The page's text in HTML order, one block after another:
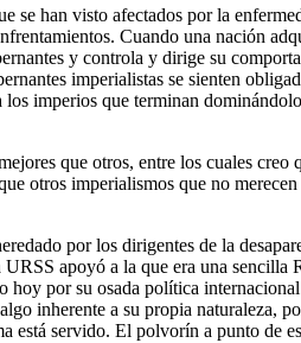
han visto afectados por la
Cuando una nación
y controla y dirige su
imperialistas se sienten
imperios que terminan
que otros, entre los cuales
otros imperialismos que no
por los dirigentes de la
apoyó a la que era una
por su osada política
inherente a su propia naturaleza,
servido. El polvorín a punto de